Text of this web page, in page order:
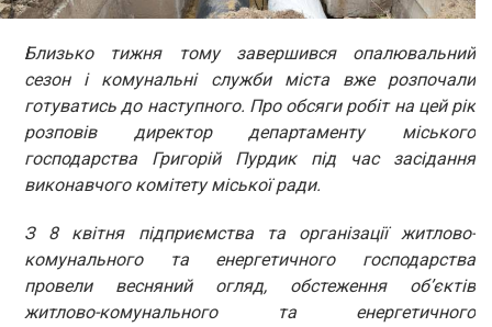
Близько тижня тому завершився опалювальний
сезон і комунальні служби міста вже розпочали
готуватись до наступного. Про обсяги робіт на цей рік
розповів директор департаменту міського
господарства Григорій Пурдик під час засідання
виконавчого комітету міської ради.
З 8 квітня підприємства та організації житлово-
комунального та енергетичного господарства
провели весняний огляд, обстеження об’єктів
житлово-комунального та енергетичного